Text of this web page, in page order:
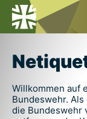
Willkommen auf
Bundeswehr.
die Bundeswehr